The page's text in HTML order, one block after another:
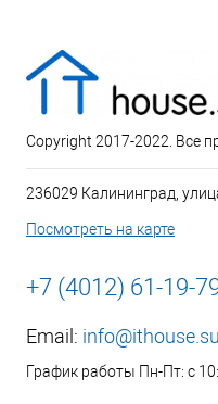
Copyright 2017-2022. Все
236029 Калининград,
Посмотреть на карте
+7 (4012) 61-19-
Email: info@ithouse.su
График работы Пн-Пт: с